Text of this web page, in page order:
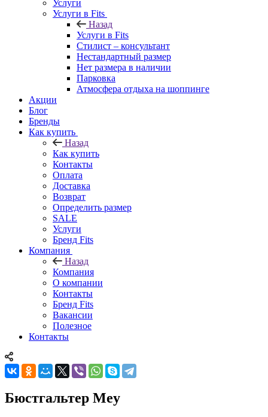
Услуги
Услуги в Fits
Назад
Услуги в Fits
Стилист – консультант
Нестандартный размер
Нет размера в наличии
Парковка
Атмосфера отдыха на шоппинге
Акции
Блог
Бренды
Как купить
Назад
Как купить
Контакты
Оплата
Доставка
Возврат
Определить размер
SALE
Услуги
Бренд Fits
Компания
Назад
Компания
О компании
Контакты
Бренд Fits
Вакансии
Полезное
Контакты
Бюстгальтер Mey